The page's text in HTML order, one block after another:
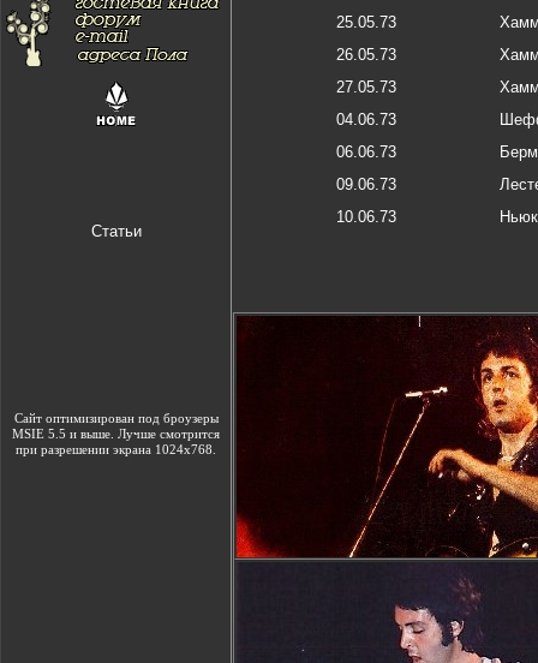
Статьи
Сайт оптимизирован под броузеры
MSIE 5.5 и выше. Лучше смотрится
при разрешении экрана 1024х768.
25.05.73
26.05.73
27.05.73
04.06.73
06.06.73
09.06.73
10.06.73